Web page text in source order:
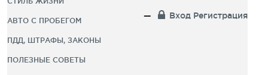
АВТО С ПРОБЕГОМ
ПДД, ШТРАФЫ, ЗАКОНЫ
ПОЛЕЗНЫЕ СОВЕТЫ
Вход Регистрация